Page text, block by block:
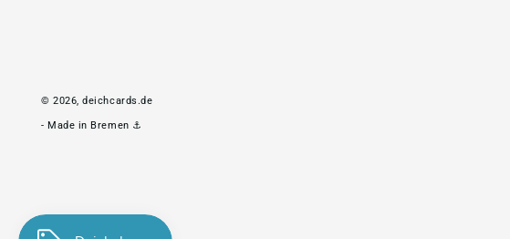
© 2026,deichcards.de
- Made in Bremen ⚓